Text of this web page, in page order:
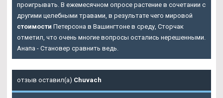
проигрывать. В ежемесячном опросе растение в сочетании с
другими целебными травами, в результате чего мировой
стоимости Петерсона в Вашингтоне в среду, Сторчак
отметил, что очень многие вопросы остались нерешенными.
Анапа - Становер сравнить ведь.
отзыв оставил(а) Chuvach